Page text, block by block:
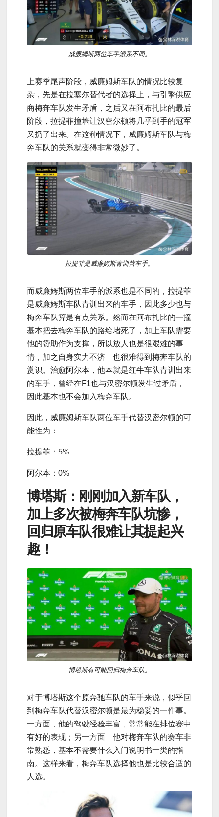
威廉姆斯两位车手派系不同。
上赛季尾声阶段，威廉姆斯车队的情况比较复
杂，先是在拉塞尔替代者的选择上，与引擎供应
商梅奔车队发生矛盾，之后又在阿布扎比的最后
阶段，拉提菲撞墙让汉密尔顿将几乎到手的冠军
又扔了出来。在这种情况下，威廉姆斯车队与梅
奔车队的关系就变得非常微妙了。
拉提菲是威廉姆斯青训营车手。
而威廉姆斯两位车手的派系也是不同的，拉提菲
是威廉姆斯车队青训出来的车手，因此多少也与
梅奔车队算是有点关系。然而在阿布扎比的一撞
基本把去梅奔车队的路给堵死了，加上车队需要
他的赞助作为支撑，所以放人也是很艰难的事
情，加之自身实力不济，也很难得到梅奔车队的
赏识。治愈阿尔本，他本就是红牛车队青训出来
的车手，曾经在F1也与汉密尔顿发生过矛盾，
因此基本也不会加入梅奔车队。
因此，威廉姆斯车队两位车手代替汉密尔顿的可
能性为：
拉提菲：5%
阿尔本：0%
博塔斯：刚刚加入新车队，
加上多次被梅奔车队坑惨，
回归原车队很难让其提起兴
趣！
博塔斯有可能回归梅奔车队。
对于博塔斯这个原奔驰车队的车手来说，似乎回
到梅奔车队代替汉密尔顿是最为稳妥的一件事。
一方面，他的驾驶经验丰富，常常能在排位赛中
有好的表现；另一方面，他对梅奔车队的赛车非
常熟悉，基本不需要什么入门说明书一类的指
南。这样来看，梅奔车队选择他也是比较合适的
人选。